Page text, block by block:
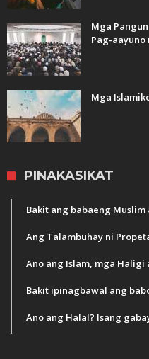
Mga
Pag-aayuno
Mga
PINAKASIKAT
Bakit ang babaeng
Ano ang Islam, mga Haligi
Bakit ipinagbawal ang
Ano ang Halal? Isang